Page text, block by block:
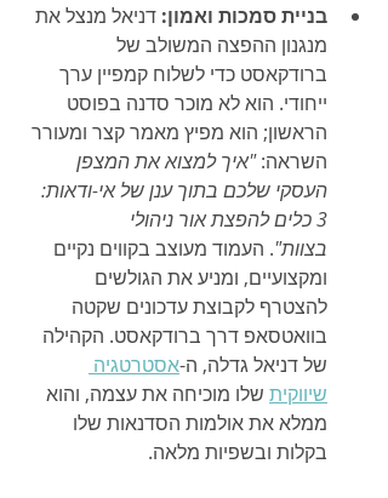
בניית סמכות ואמון: דניאל מנצל את
מנגנון ההפצה המשולב של
ברודקאסט כדי לשלוח קמפיין ערך
ייחודי. הוא לא מוכר סדנה בפוסט
הראשון; הוא מפיץ מאמר קצר ומעורר
השראה: "איך למצוא את המצפן
העסקי שלכם בתוך ענן של אי-ודאות:
3 כלים להפצת אור ניהולי
בצוות". העמוד מעוצב בקווים נקיים
ומקצועיים, ומניע את הגולשים
להצטרף לקבוצת עדכונים שקטה
בוואטסאפ דרך ברודקאסט. הקהילה
של דניאל גדלה, ה-אסטרטגיה
שיווקית שלו מוכיחה את עצמה, והוא
ממלא את אולמות הסדנאות שלו
בקלות ובשפיות מלאה.